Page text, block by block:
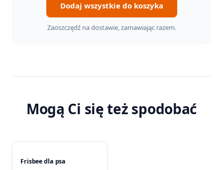
Dodaj wszystkie do koszyka
Zaoszczędź na dostawie, zamawiając razem.
Mogą Ci się też spodobać
Frisbee dla psa